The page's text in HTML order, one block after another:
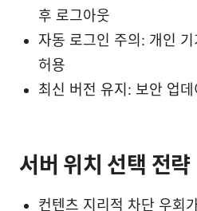
후 로그아웃
자동 로그인 주의: 개인
허용
최신 버전 유지: 보안 업
서버 위치 선택 전략
컨텐츠 지리적 차단 우회